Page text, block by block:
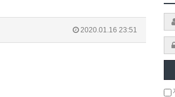
2020.01.16 23:51